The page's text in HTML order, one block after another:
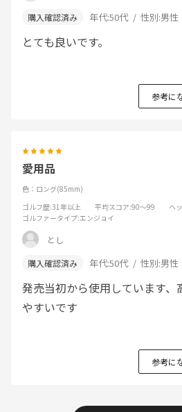
年代:50代 性別:男性
とても良いです。
参考に
愛用品
色：ロング(85mm)
ゴルフ歴:31年以上 平均スコア:90～99 ヘ
ゴルファータイプ:エンジョイ
とし
年代:50代 性別:男性
発売当初から使用しています、
やすいです
参考に